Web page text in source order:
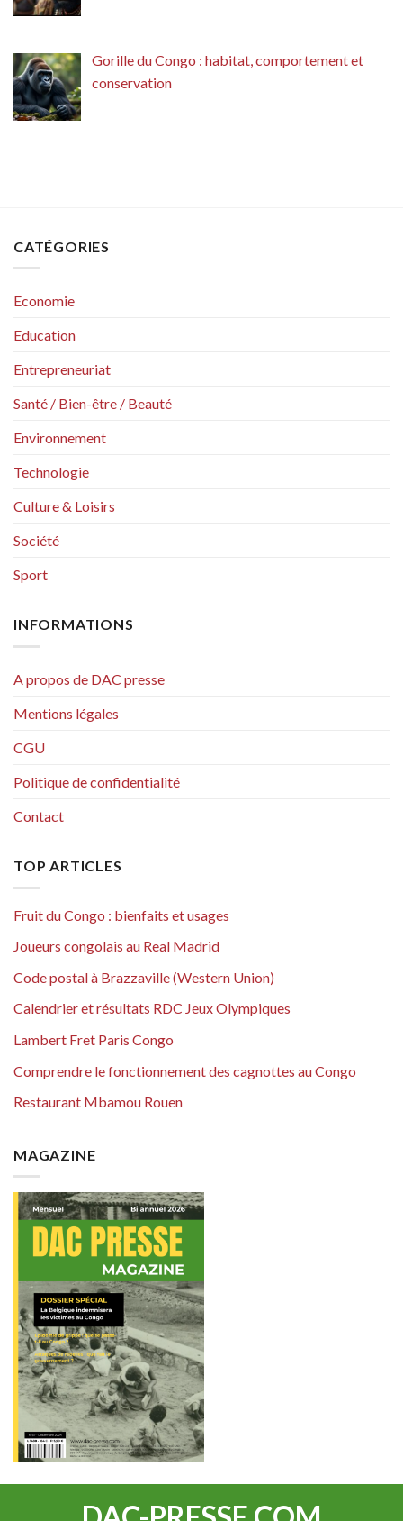
Gorille du Congo : habitat, comportement et
conservation
CATÉGORIES
Economie
Education
Entrepreneuriat
Santé / Bien-être / Beauté
Environnement
Technologie
Culture & Loisirs
Société
Sport
INFORMATIONS
A propos de DAC presse
Mentions légales
CGU
Politique de confidentialité
Contact
TOP ARTICLES
Fruit du Congo : bienfaits et usages
Joueurs congolais au Real Madrid
Code postal à Brazzaville (Western Union)
Calendrier et résultats RDC Jeux Olympiques
Lambert Fret Paris Congo
Comprendre le fonctionnement des cagnottes au Congo
Restaurant Mbamou Rouen
MAGAZINE